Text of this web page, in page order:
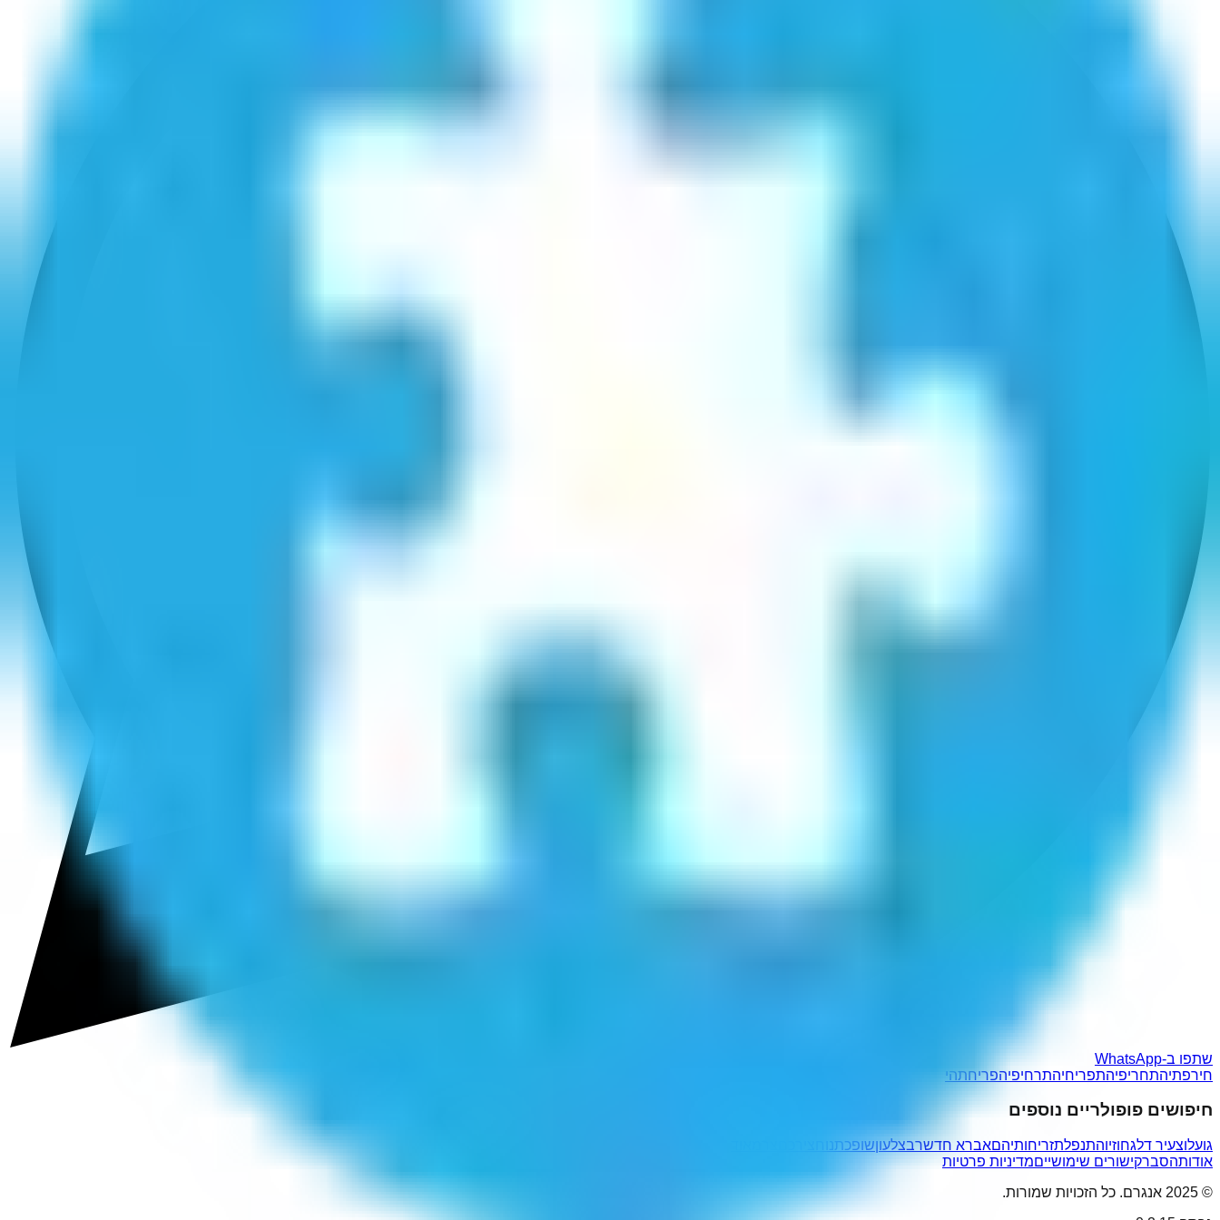
שתפו ב-WhatsApp
חירפתיהתחריפיהתפריחיהתרחיפיהפריחתהי
חיפושים פופולריים נוספים
גועלוצעיר דלגחוזיוהתנפלתזריחותיהםאברא חדשרבצלעוןשופכתנו
אודותהסברקישורים שימושייםמדיניות פרטיות
© 2025 אנגרם. כל הזכויות שמורות.